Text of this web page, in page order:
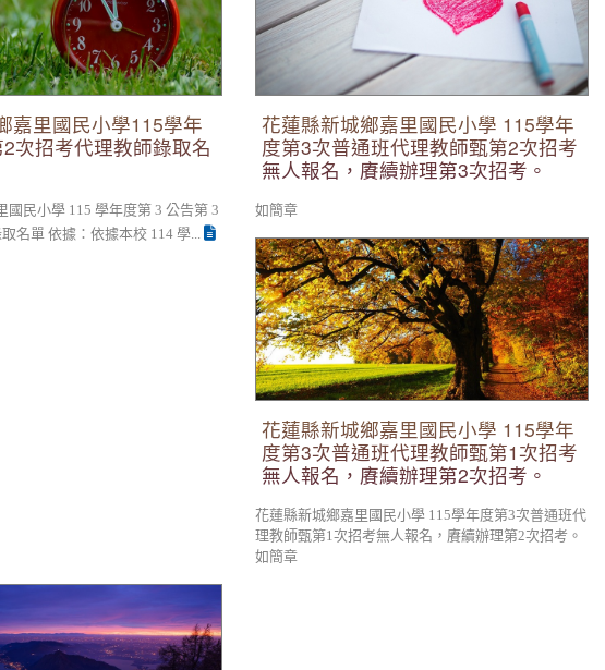
嘉里國民小學115學年
次招考代理教師錄取名
國民小學 115 學年度第 3 公告第 3
名單 依據：依據本校 114 學...
花蓮縣新城鄉嘉里國民小學 115學年
度第3次普通班代理教師甄第2次招考
無人報名，賡續辦理第3次招考。
如簡章
花蓮縣新城鄉嘉里國民小學 115學年度第3次
普通班代理教師甄第1次招考無人報名，賡續
辦理第2次招考。
花蓮縣新城鄉嘉里國民小學 115學年
度第3次普通班代理教師甄第1次招考
無人報名，賡續辦理第2次招考。
花蓮縣新城鄉嘉里國民小學 115學年度第3次普通班代
理教師甄第1次招考無人報名，賡續辦理第2次招考。
如簡章
民傳統射箭巡迴賽歡迎報名參